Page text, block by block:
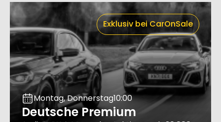
Exklusiv bei CarOnSale
Montag, Donnerstag10:00
Deutsche Premium